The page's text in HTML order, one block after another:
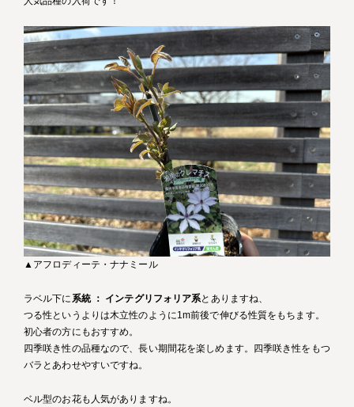
▲アフロディーテ・ナナミール
ラベル下に系統 ： インテグリフォリア系とありますね、
つる性というよりは木立性のように1m前後で伸びる性質をもちます。
初心者の方にもおすすめ。
四季咲き性の品種なので、長い期間花を楽しめます。四季咲き性をもつ
バラとあわせやすいですね。
ベル型のお花も人気がありますね。